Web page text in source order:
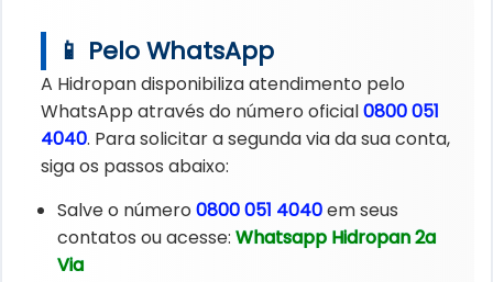
📱 Pelo WhatsApp
A Hidropan disponibiliza atendimento pelo
WhatsApp através do número oficial0800 051
4040. Para solicitar a segunda via da sua conta,
siga os passos abaixo:
Salve o número0800 051 4040em seus
contatos ou acesse:Whatsapp Hidropan 2a
Via